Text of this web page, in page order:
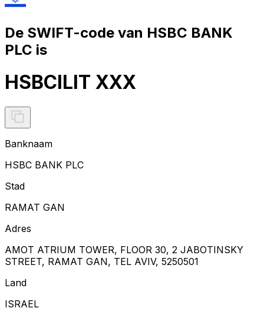
De SWIFT-code van HSBC BANK
PLC is
HSBCILIT XXX
Banknaam
HSBC BANK PLC
Stad
RAMAT GAN
Adres
AMOT ATRIUM TOWER, FLOOR 30, 2 JABOTINSKY
STREET, RAMAT GAN, TEL AVIV, 5250501
Land
ISRAEL